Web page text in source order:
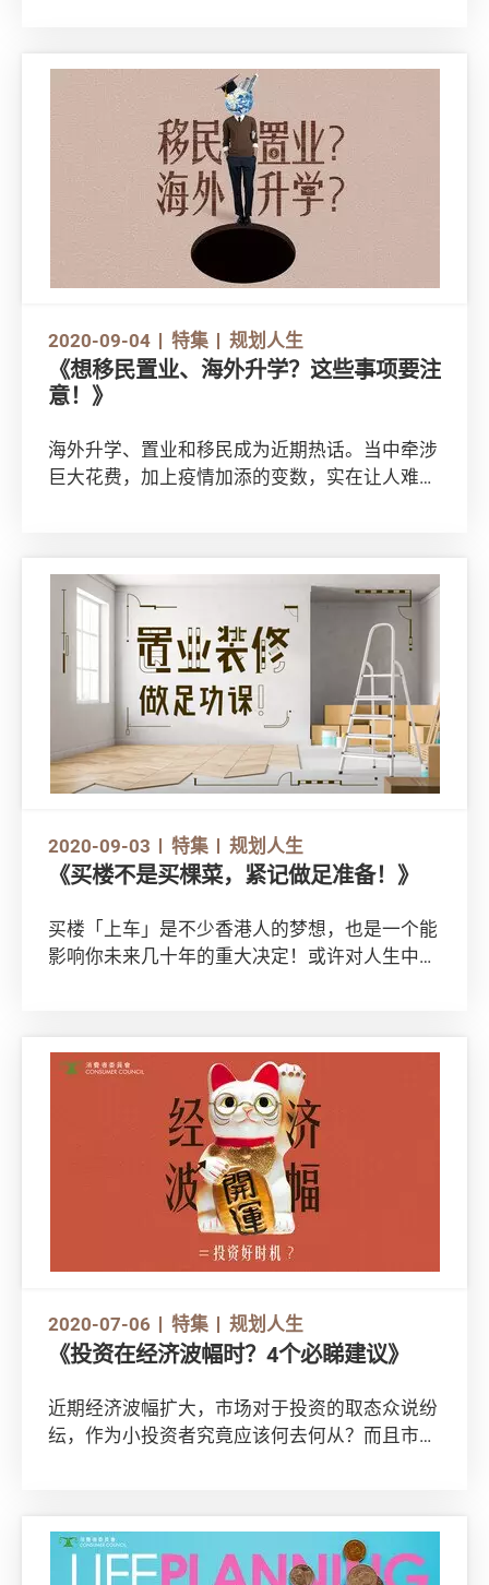
税省减开支。
2020-09-04 特集 规划人生
《想移民置业、海外升学？这些事项要注
意！》
海外升学、置业和移民成为近期热话。当中牵涉
巨大花费，加上疫情加添的变数，实在让人难下
节，你又有否考虑过？
2020-09-03 特集 规划人生
《买楼不是买棵菜，紧记做足准备！》
买楼「上车」是不少香港人的梦想，也是一个能
影响你未来几十年的重大决定！或许对人生中首
意想不到却又至关重要的细节。如果你打算买
楼，千万别错过这篇懒人包！
2020-07-06 特集 规划人生
《投资在经济波幅时？4个必睇建议》
近期经济波幅扩大，市场对于投资的取态众说纷
纭，作为小投资者究竟应该何去何从？而且市场
入市，随时损失惨重。我们就来看看 4 个于经济
波动时，投资者需要注意的地方，让你在逆市当
中仍然能安然自处。